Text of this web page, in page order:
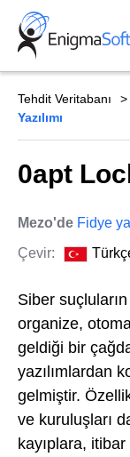
Skip
content
Tehdit Veritabanı
Yazılımı
0apt
Mezo'de Fidye
Çevir:
Siber
organize,
geldiği bir
yazılımlardan
gelmiştir.
ve kuruluşları
kayıplara,